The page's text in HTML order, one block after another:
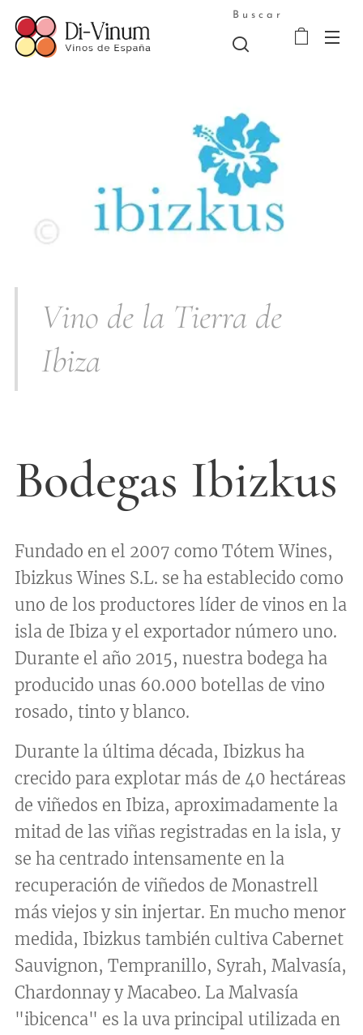
Buscar
Vino de la Tierra de
Ibiza
Bodegas Ibizkus
Fundado en el 2007 como Tótem Wines,
Ibizkus Wines S.L. se ha establecido como
uno de los productores líder de vinos en la
isla de Ibiza y el exportador número uno.
Durante el año 2015, nuestra bodega ha
producido unas 60.000 botellas de vino
rosado, tinto y blanco.
Durante la última década, Ibizkus ha
crecido para explotar más de 40 hectáreas
de viñedos en Ibiza, aproximadamente la
mitad de las viñas registradas en la isla, y
se ha centrado intensamente en la
recuperación de viñedos de Monastrell
más viejos y sin injertar. En mucho menor
medida, Ibizkus también cultiva Cabernet
Sauvignon, Tempranillo, Syrah, Malvasía,
Chardonnay y Macabeo. La Malvasía
"ibicenca" es la uva principal utilizada en